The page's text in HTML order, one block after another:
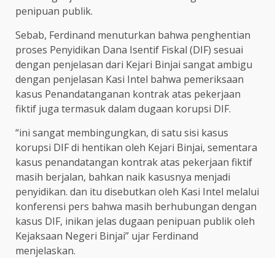
penipuan publik.
Sebab, Ferdinand menuturkan bahwa penghentian
proses Penyidikan Dana Isentif Fiskal (DIF) sesuai
dengan penjelasan dari Kejari Binjai sangat ambigu
dengan penjelasan Kasi Intel bahwa pemeriksaan
kasus Penandatanganan kontrak atas pekerjaan
fiktif juga termasuk dalam dugaan korupsi DIF.
“ini sangat membingungkan, di satu sisi kasus
korupsi DIF di hentikan oleh Kejari Binjai, sementara
kasus penandatangan kontrak atas pekerjaan fiktif
masih berjalan, bahkan naik kasusnya menjadi
penyidikan. dan itu disebutkan oleh Kasi Intel melalui
konferensi pers bahwa masih berhubungan dengan
kasus DIF, inikan jelas dugaan penipuan publik oleh
Kejaksaan Negeri Binjai” ujar Ferdinand
menjelaskan.